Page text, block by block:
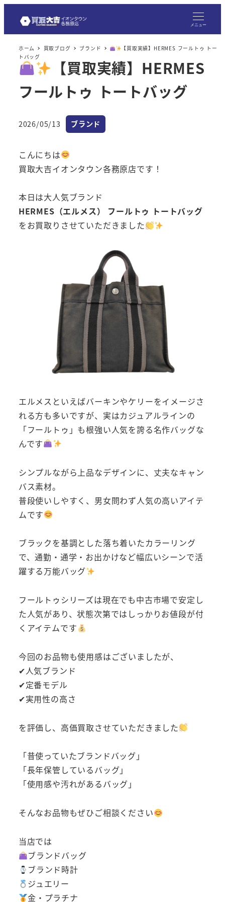
メニュー
ホーム 買取ブログ ブランド
【買取実績】HERMES フールトゥ トー
トバッグ
【買取実績】HERMES
フールトゥ トートバッグ
投稿日
2026/05/13 カテゴリー
ブランド
こんにちは
買取大吉イオンタウン各務原店です！
本日は大人気ブランド
HERMES（エルメス） フールトゥ トートバッグ
をお買取りさせていただきました
エルメスといえばバーキンやケリーをイメージさ
れる方も多いですが、実はカジュアルラインの
「フールトゥ」も根強い人気を誇る名作バッグな
んです
シンプルながら上品なデザインに、丈夫なキャン
バス素材。
普段使いしやすく、男女問わず人気の高いアイテ
ムです
ブラックを基調とした落ち着いたカラーリング
で、通勤・通学・お出かけなど幅広いシーンで活
躍する万能バッグ
フールトゥシリーズは現在でも中古市場で安定し
た人気があり、状態次第ではしっかりお値段が付
くアイテムです
今回のお品物も使用感はございましたが、
✔人気ブランド
✔定番モデル
✔実用性の高さ
を評価し、高価買取させていただきました
「昔使っていたブランドバッグ」
「長年保管しているバッグ」
「使用感や汚れがあるバッグ」
そんなお品物もぜひご相談ください
当店では
ブランドバッグ
ブランド時計
ジュエリー
金・プラチナ